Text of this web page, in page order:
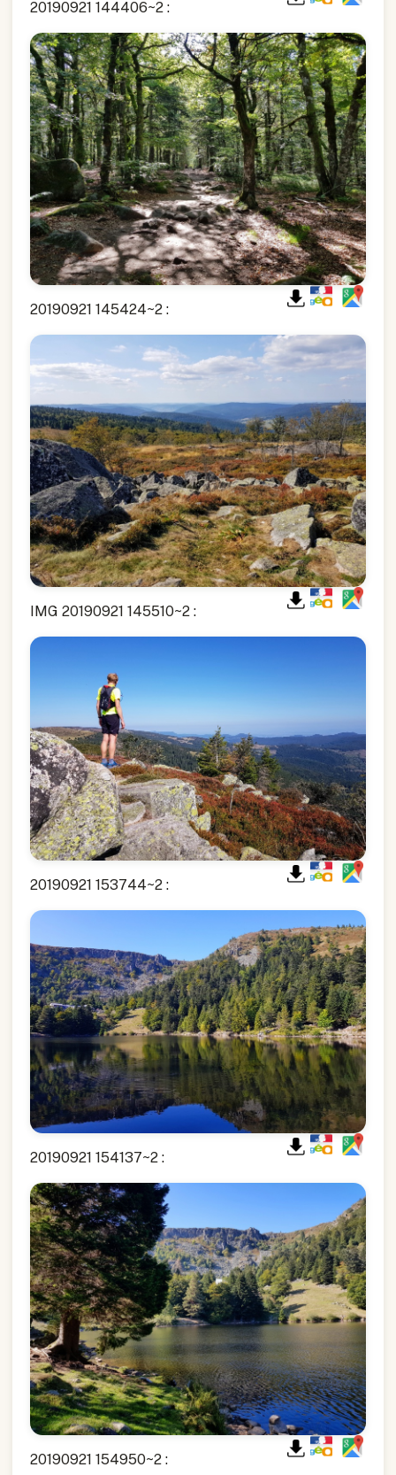
20190921 144406~2 :
20190921 145424~2 :
IMG 20190921 145510~2 :
20190921 153744~2 :
20190921 154137~2 :
20190921 154950~2 :